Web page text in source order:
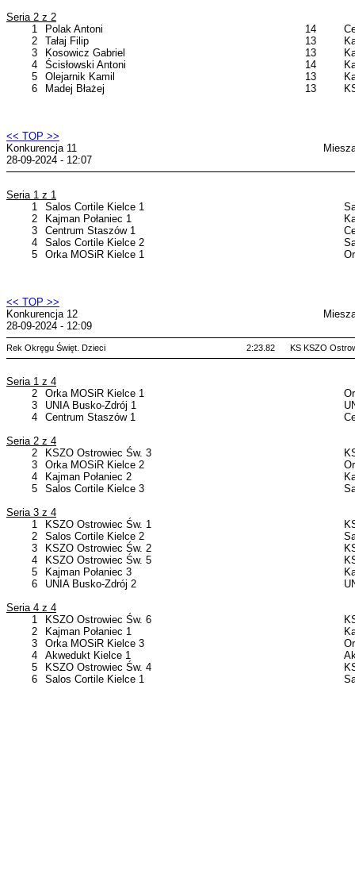
Seria 2 z 2
1
2
3
4
5
6
Polak Antoni
Tałaj Filip
Kosowicz Gabriel
Ścisłowski Antoni
Olejarnik Kamil
Madej Błażej
14
13
13
14
13
13
<< TOP >>
Konkurencja 11
28-09-2024 - 12:07
Seria 1 z 1
1
2
3
4
5
Salos Cortile Kielce 1
Kajman Połaniec 1
Centrum Staszów 1
Salos Cortile Kielce 2
Orka MOSiR Kielce 1
<< TOP >>
Konkurencja 12
28-09-2024 - 12:09
Rek Okręgu Święt. Dzieci 2:23.82 KS KSZO
Seria 1 z 4
2
3
4
Orka MOSiR Kielce 1
UNIA Busko-Zdrój 1
Centrum Staszów 1
Seria 2 z 4
2
3
4
5
KSZO Ostrowiec Św. 3
Orka MOSiR Kielce 2
Kajman Połaniec 2
Salos Cortile Kielce 3
Seria 3 z 4
1
2
3
4
5
6
KSZO Ostrowiec Św. 1
Salos Cortile Kielce 2
KSZO Ostrowiec Św. 2
KSZO Ostrowiec Św. 5
Kajman Połaniec 3
UNIA Busko-Zdrój 2
Seria 4 z 4
1
2
3
4
5
6
KSZO Ostrowiec Św. 6
Kajman Połaniec 1
Orka MOSiR Kielce 3
Akwedukt Kielce 1
KSZO Ostrowiec Św. 4
Salos Cortile Kielce 1